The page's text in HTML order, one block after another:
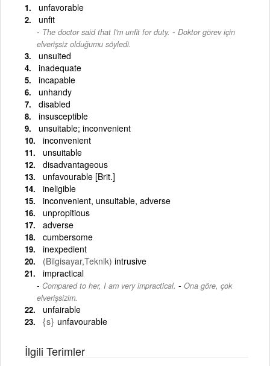
unfavorable
unfit
The doctor said that I'm unfit for duty. - Doktor görev için
elverişsiz olduğumu söyledi.
unsuited
inadequate
incapable
unhandy
disabled
insusceptible
unsuitable; inconvenient
inconvenient
unsuitable
disadvantageous
unfavourable [Brit.]
ineligible
inconvenient, unsuitable, adverse
unpropitious
adverse
cumbersome
inexpedient
(Bilgisayar,Teknik) intrusive
impractical
Compared to her, I am very impractical. - Ona göre, çok
elverişsizim.
unfairable
{s} unfavourable
İlgili Terimler